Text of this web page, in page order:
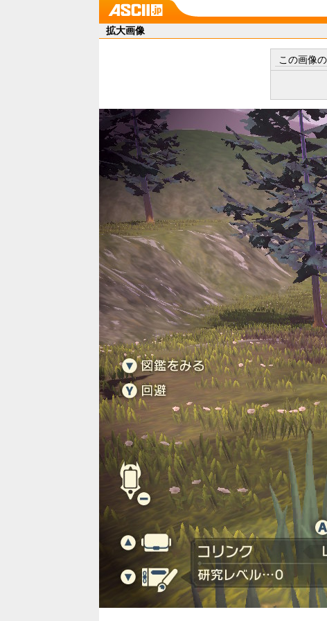
拡大画像
この画像